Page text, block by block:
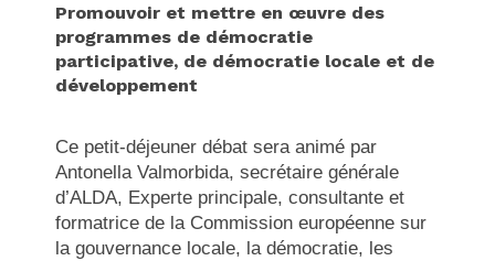
Promouvoir et mettre en œuvre des
programmes de démocratie
participative, de démocratie locale et de
développement
Ce petit-déjeuner débat sera animé par
Antonella Valmorbida, secrétaire générale
d’ALDA, Experte principale, consultante et
formatrice de la Commission européenne sur
la gouvernance locale, la démocratie, les